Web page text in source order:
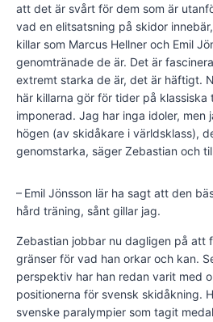
att det är svårt för dem som är
vad en elitsatsning på skidor
killar som Marcus Hellner och Emil
genomtränade de är. Det är
extremt starka de är, det är häftigt.
här killarna gör för tider på klassiska
imponerad. Jag har inga idoler, men
högen (av skidåkare i världsklass),
genomstarka, säger Zebastian och
– Emil Jönsson lär ha sagt att den
hård träning, sånt gillar jag.
Zebastian jobbar nu dagligen på att
gränser för vad han orkar och kan.
perspektiv har han redan varit med
positionerna för svensk skidåkning.
svenske paralympier som tagit